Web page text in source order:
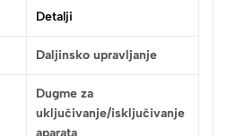
Detalji
Daljinsko upravljanje
Dugme za
uključivanje/isključivanje
aparata